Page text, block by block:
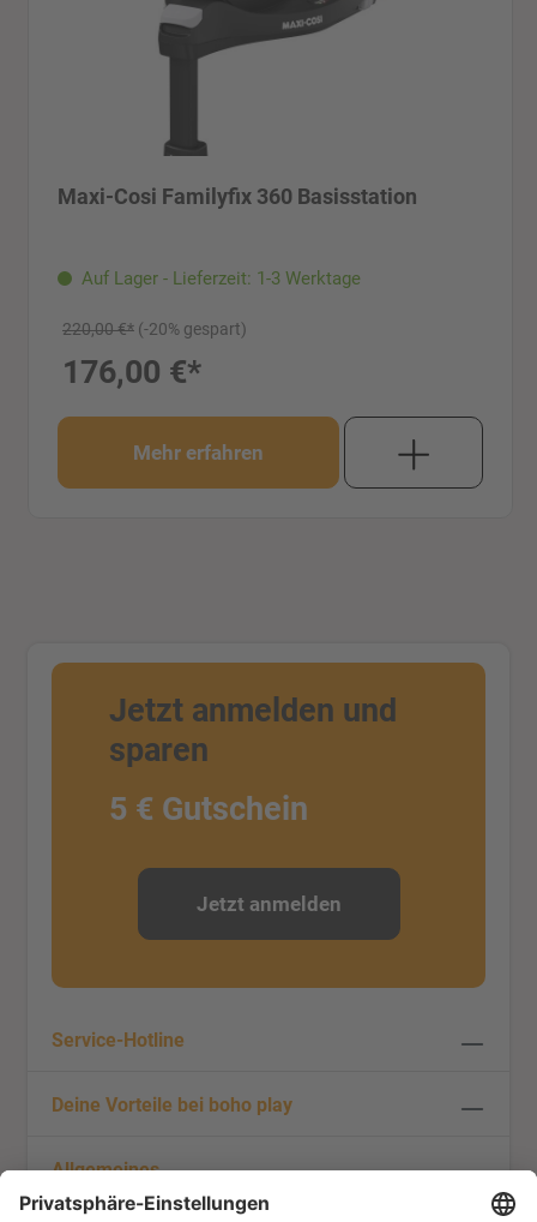
Maxi-Cosi Familyfix 360 Basisstation
Auf Lager - Lieferzeit: 1-3 Werktage
220,00 €* (-20% gespart)
176,00 €*
Mehr erfahren
Jetzt anmelden und
sparen
5 € Gutschein
Jetzt anmelden
Service-Hotline
Deine Vorteile bei boho play
Allgemeines